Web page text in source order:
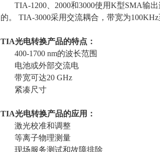
TIA-1200、 2000和3000使用K型SMA输出
的。
TIA-3000采用交流耦合，带宽为100KHz
TIA光电转换产品的特点：
400-1700 nm的波长范围
电池或外部交流电
带宽可达20 GHz
紧凑尺寸
TIA光电转换产品的应用：
激光校准和调整
等离子物理测量
现场服务测试和故障排除